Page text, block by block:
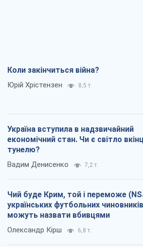
Коли закінчиться війна?
Юрій Хрістензен 8,5 т.
Україна вступила в надзвичайний
економічний стан. Чи є світло
тунелю?
Вадим Денисенко 7,2 т.
Чий буде Крим, той і переможе
українських футбольних чиновників
можуть назвати вбивцями
Олександр Кірш 6,8 т.